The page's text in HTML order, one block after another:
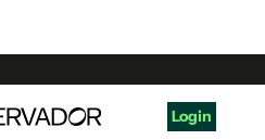
Login